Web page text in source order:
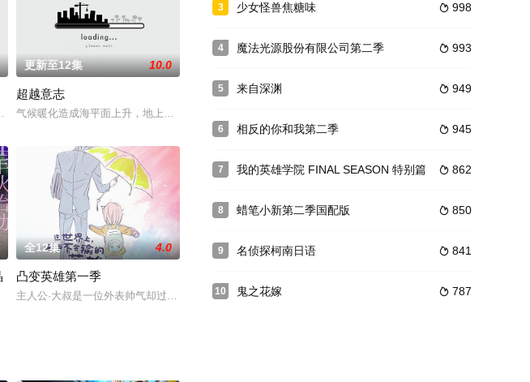
ジムがある街・エイセツシティに向けて、旅
出雪人或者雪屋的新社会人。由于他对有些独特但很善良的同事冬月小姐的暗恋之情
灵屋老鼠策划的同类相食事件与港口黑手党成功联合行动已过去一个月。 全副武装的侦探社受到了全国的高度
更新至12集 10.0
超越意志
气候暖化造成海平面上升，地上的许多区域都被水淹没。世界人口骤降，导致人类无法供应足够劳动力，而解
次杂音似乎更有潜在的目的。曾在射月事件立下赫赫战功的雪音克莉丝（高垣彩
全12集 4.0
凸变英雄第一季
主人公·大叔是一位外表帅气却过着放荡生活的父亲，工作是马桶盖设计师。和妻子离婚后与学习运动万能的
3  998
少女怪兽焦糖味
4  993
魔法光源股份有限公司第二季
5  949
来自深渊
6  945
相反的你和我第二季
7  862
我的英雄学院 FINAL SEASON 特别篇
8  850
蜡笔小新第二季国配版
9  841
名侦探柯南日语
10  787
鬼之花嫁